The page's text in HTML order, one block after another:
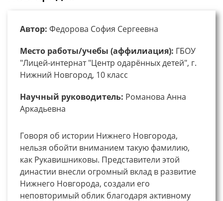
Автор: Федорова София Сергеевна
Место работы/учебы (аффилиация): ГБОУ
"Лицей-интернат "Центр одарённых детей", г.
Нижний Новгород, 10 класс
Научный руководитель: Романова Анна
Аркадьевна
Говоря об истории Нижнего Новгорода,
нельзя обойти вниманием такую фамилию,
как Рукавишниковы. Представители этой
династии внесли огромный вклад в развитие
Нижнего Новгорода, создали его
неповторимый облик благодаря активному